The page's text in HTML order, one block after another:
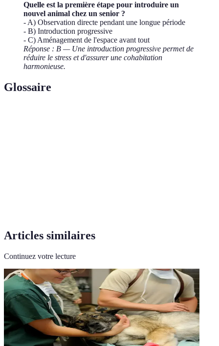
Quelle est la première étape pour introduire un
nouvel animal chez un senior ?
- A) Observation directe pendant une longue période
- B) Introduction progressive
- C) Aménagement de l'espace avant tout
Réponse : B — Une introduction progressive permet de
réduire le stress et d'assurer une cohabitation
harmonieuse.
Glossaire
Articles similaires
Continuez votre lecture